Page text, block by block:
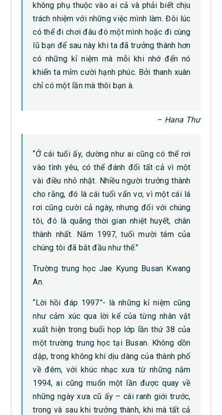
không phụ thuộc vào ai cả và phải biết chịu
trách nhiệm với những việc mình làm. Đôi lúc
có thể đi chơi đâu đó một mình hoặc đi cùng
lũ bạn để sau này khi ta đã trưởng thành hơn
có những kỉ niệm mà mỗi khi nhớ đến nó
khiến ta mỉm cười hạnh phúc. Bởi thanh xuân
chỉ có một lần mà thôi bạn à.
– Hana Thư
“Ở cái tuổi ấy, dường như ai cũng có thể rơi
vào tình yêu, có thể đánh đổi tất cả vì một
vài điều nhỏ nhặt. Nhiều người trưởng thành
cho rằng, đó là cái tuổi vẩn vơ, vì một cái lá
rơi cũng cười cả ngày, nhưng đối với chúng
tôi, đó là quãng thời gian nhiệt huyết, chân
thành nhất. Năm 1997, tuổi mười tám của
chúng tôi đã bắt đầu như thế.”
Trường trung học Jae Kyung Busan Kwang
An.
“Lời hồi đáp 1997”- là những kỉ niệm cũng
như cảm xúc qua lời kể của từng nhân vật
xuất hiện trong buổi họp lớp lần thứ 38 của
một trường trung học tại Busan. Không dồn
dập, trong không khí dịu dàng của thành phố
về đêm, với khúc nhạc xưa từ những năm
1994, ai cũng muốn một lần được quay về
những ngày xưa cũ ấy – cái ranh giới trước,
trong và sau khi trưởng thành, khi mà tất cả